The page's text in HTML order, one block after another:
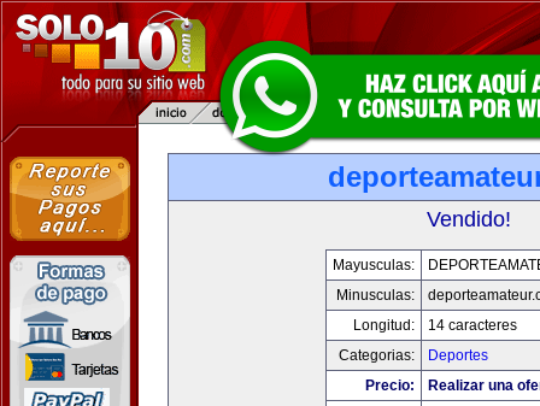
Vendido!
Mayusculas:
Minusculas:
Longitud:
14 caracteres
Categorias:
Deportes
Precio:
Realizar una